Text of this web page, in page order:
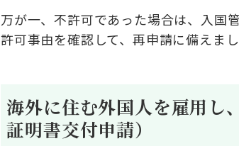
万が一、不許可であった場合は、入国
許可事由を確認して、再申請に備えまし
海外に住む外国人を雇用し
証明書交付申請）